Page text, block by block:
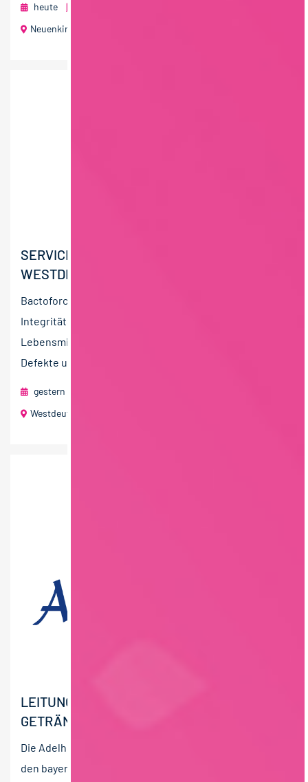
heute
Neuenkirchen (Münsterland)
SERVICETECHNIKER:IN
WESTDEUTSCHLAND (M/W/D)
Bactoforce ist der führende Anbieter von
Integritätsprüfungen an Produktionsanlagen in der
Lebensmittelindustrie. Ziel ist es, mechanische
Defekte und...
gestern
Westdeutschland
LEITUNG (M/W/D) INSTANDHALTUNG
GETRÄNKE
Die Adelholzener Alpenquellen GmbH hat ihren Sitz in
den bayerischen Alpen und zählt zu den führenden